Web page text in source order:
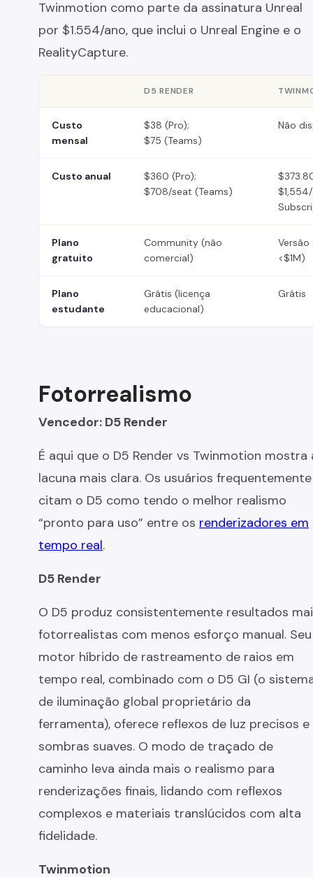
Twinmotion como parte da assinatura Unreal
por $1.554/ano, que inclui o Unreal Engine e o
RealityCapture.
D5 RENDER
Custo
mensal
$38 (Pro);
$75 (Teams)
Não
Custo anual
$360 (Pro);
$708/seat (Teams)
Plano
gratuito
Community (não
comercial)
<$1M)
Plano
estudante
Grátis (licença
educacional)
Grátis
Fotorrealismo
Vencedor: D5 Render
É aqui que o D5 Render vs Twinmotion mostra
lacuna mais clara. Os usuários frequentemente
citam o D5 como tendo o melhor realismo
“pronto para uso” entre os renderizadores em
tempo real.
D5 Render
O D5 produz consistentemente resultados
fotorrealistas com menos esforço manual. Seu
motor híbrido de rastreamento de raios em
tempo real, combinado com o D5 GI (o
de iluminação global proprietário da
ferramenta), oferece reflexos de luz precisos e
sombras suaves. O modo de traçado de
caminho leva ainda mais o realismo para
renderizações finais, lidando com reflexos
complexos e materiais translúcidos com alta
fidelidade.
Twinmotion